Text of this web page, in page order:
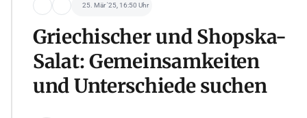
25. Mär '25, 16:50 Uhr
Griechischer und Shopska-
Salat: Gemeinsamkeiten
und Unterschiede suchen